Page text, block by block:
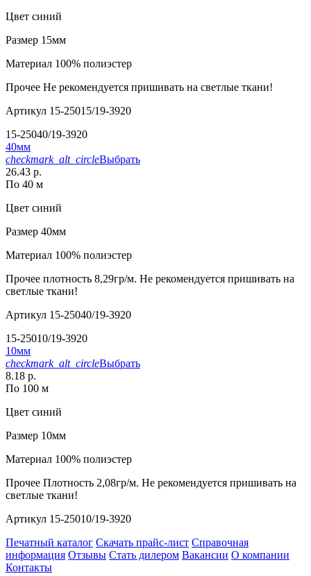
Цвет синий
Размер 15мм
Материал 100% полиэстер
Прочее Не рекомендуется пришивать на светлые ткани!
Артикул 15-25015/19-3920
15-25040/19-3920
40мм
checkmark_alt_circleВыбрать
26.43 р.
По 40 м
Цвет синий
Размер 40мм
Материал 100% полиэстер
Прочее плотность 8,29гр/м. Не рекомендуется пришивать на
светлые ткани!
Артикул 15-25040/19-3920
15-25010/19-3920
10мм
checkmark_alt_circleВыбрать
8.18 р.
По 100 м
Цвет синий
Размер 10мм
Материал 100% полиэстер
Прочее Плотность 2,08гр/м. Не рекомендуется пришивать на
светлые ткани!
Артикул 15-25010/19-3920
Печатный каталог Скачать прайс-лист Справочная
информация Отзывы Стать дилером Вакансии О компании
Контакты